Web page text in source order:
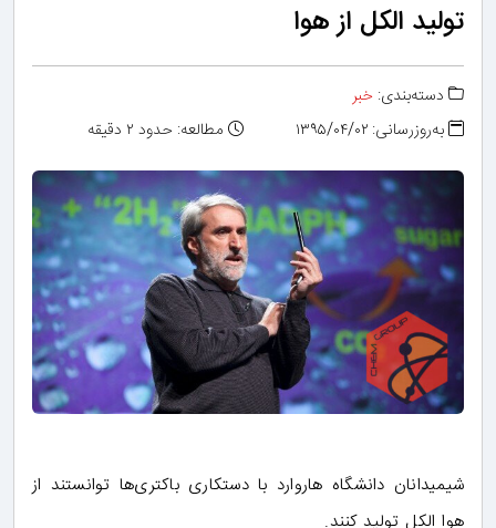
تولید الکل از هوا
دسته‌بندی: خبر
به‌روزرسانی: ۱۳۹۵/۰۴/۰۲
مطالعه: حدود ۲ دقیقه
شیمیدانان دانشگاه هاروارد با دستکاری باکتری‌ها توانستند از
هوا الکل تولید کنند.